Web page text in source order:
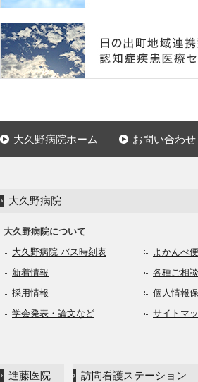
大久野病院ホーム お問い合わせ
大久野病院
大久野病院について
大久野病院 バス時刻表
よかんべ
新着情報
各種ご相
採用情報
個人情報
学会発表・論文など
サイトマ
進藤医院 訪問看護ステーション